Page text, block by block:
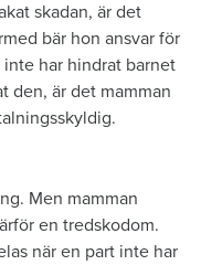
skadan, är det
bär hon ansvar för
har hindrat barnet
den, är det mamman
Men mamman
en tredskodom.
när en part inte har